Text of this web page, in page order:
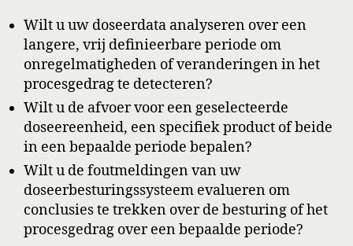
Wilt u uw doseerdata analyseren over een
langere, vrij definieerbare periode om
onregelmatigheden of veranderingen in het
procesgedrag te detecteren?
Wilt u de afvoer voor een geselecteerde
doseereenheid, een specifiek product of beide
in een bepaalde periode bepalen?
Wilt u de foutmeldingen van uw
doseerbesturingssysteem evalueren om
conclusies te trekken over de besturing of het
procesgedrag over een bepaalde periode?